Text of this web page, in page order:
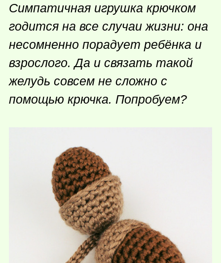
Симпатичная игрушка крючком
годится на все случаи жизни: она
несомненно порадует ребёнка и
взрослого. Да и связать такой
желудь совсем не сложно с
помощью крючка. Попробуем?